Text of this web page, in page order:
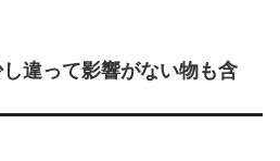
違って影響がない物も含